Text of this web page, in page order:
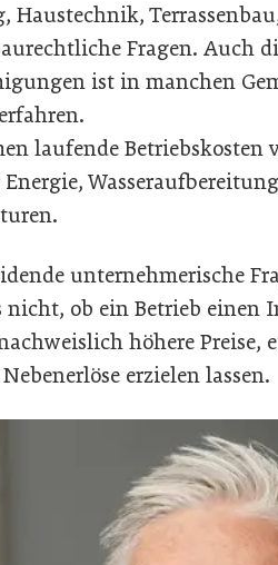
Haustechnik,
Fragen. Auch
ist in manchen
laufende Betriebskosten
unternehmerische
nicht, ob ein Betrieb
höhere Preise,
erzielen lassen.